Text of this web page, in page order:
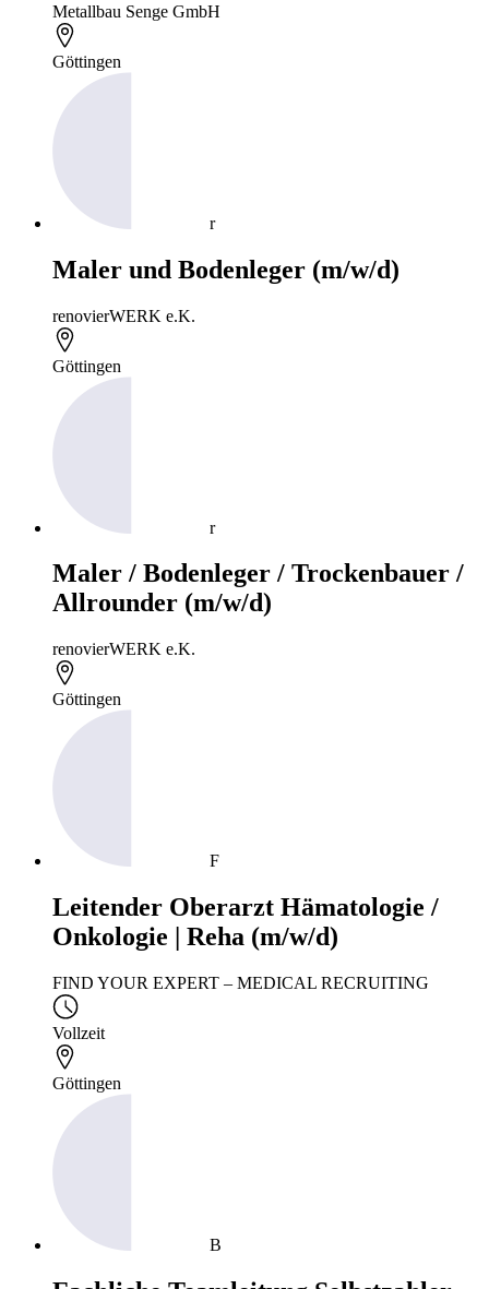
Metallbau Senge GmbH
Göttingen
r
Maler und Bodenleger (m/w/d)
renovierWERK e.K.
Göttingen
r
Maler / Bodenleger / Trockenbauer /
Allrounder (m/w/d)
renovierWERK e.K.
Göttingen
F
Leitender Oberarzt Hämatologie /
Onkologie | Reha (m/w/d)
FIND YOUR EXPERT – MEDICAL RECRUITING
Vollzeit
Göttingen
B